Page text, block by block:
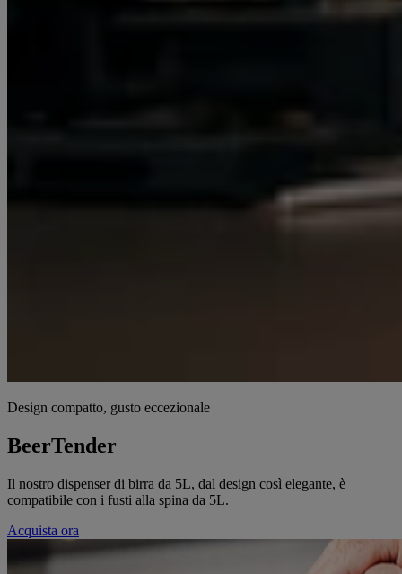
Design compatto, gusto eccezionale
BeerTender
Il nostro dispenser di birra da 5L, dal design così elegante, è
compatibile con i fusti alla spina da 5L.
Acquista ora